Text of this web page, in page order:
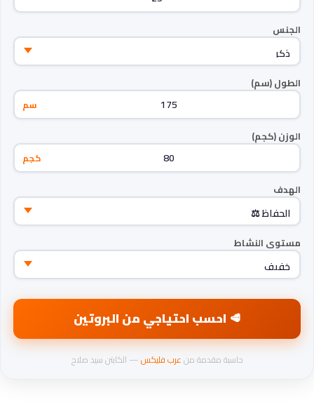
الجنس
الطول (سم)
سم
الوزن (كجم)
كجم
الهدف
مستوى النشاط
🥩 احسب احتياجي من البروتين
حاسبة مقدمة منعرب فليكس— الكابتن سيد صلاح